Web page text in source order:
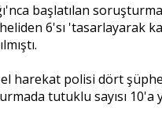
başlatılan
6'sı 'tasarlayarak
polisi dört
tutuklu sayısı 10'a